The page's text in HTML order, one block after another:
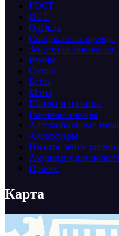
ГОСТ
ОСТ
Одежда
Специальная одежда
Защитные покрытия
Ремни
Сумки
Боны
Маты
Шатры и палатки
Военные товары
Автомобильные
Аксессуары
Изготовление
Амуниция для
Прочее
Карта